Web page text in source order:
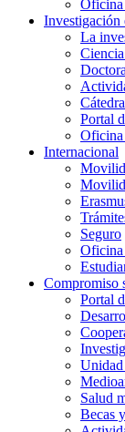
Oficina
Investigación
La
Portal
Oficina
Internacional
Seguro
Oficina
Compromiso
Portal
Salud
Becas